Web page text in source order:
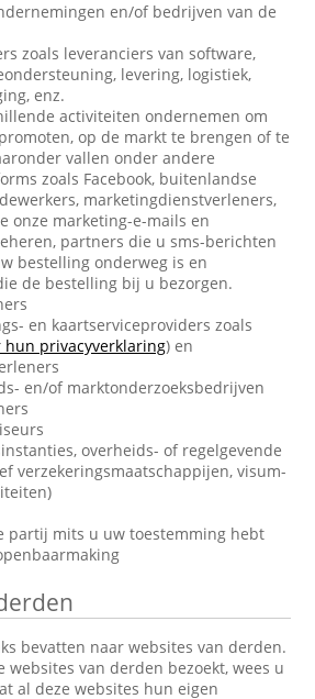
en/of bedrijven van de
zoals leveranciers van software,
levering, logistiek,
enz.
activiteiten ondernemen om
op de markt te brengen of te
vallen onder andere
zoals Facebook, buitenlandse
marketingdienstverleners,
onze marketing-e-mails en
partners die u sms-berichten
bestelling onderweg is en
de bestelling bij u bezorgen.
en kaartserviceproviders zoals
hun privacyverklaring) en
en/of marktonderzoeksbedrijven
overheids- of regelgevende
verzekeringsmaatschappijen, visum-
partij mits u uw toestemming hebt
bevatten naar websites van derden.
websites van derden bezoekt, wees u
al deze websites hun eigen